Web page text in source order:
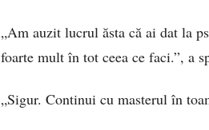
„Am auzit lucrul ăsta că ai dat la
foarte mult în tot ceea ce faci.”, a
„Sigur. Continui cu masterul în